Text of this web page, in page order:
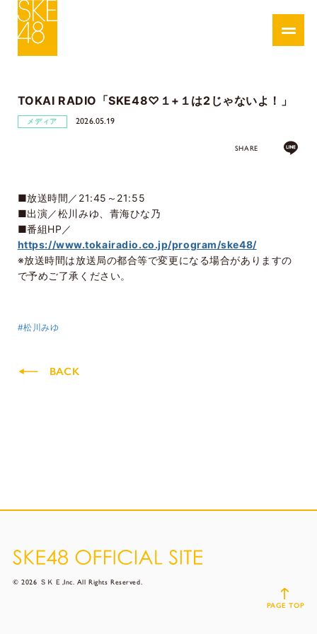
TOKAI RADIO「SKE48♡１+１は2じゃないよ！」
メディア 2026.05.19
SHARE
■放送時間／21:45～21:55
■出演／松川みゆ、青海ひな乃
■番組HP／
https://www.tokairadio.co.jp/program/ske48/
※放送時間は放送局の都合等で変更になる場合がありますの
で予めご了承ください。
#松川みゆ
BACK
© 2026 ＳＫＥ,Inc. All Rights Reserved.
PAGE TOP